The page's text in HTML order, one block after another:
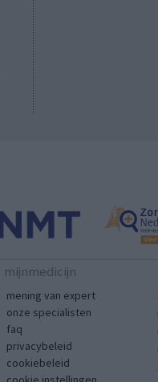
mijnmedicijn
mening van expert
onze specialisten
faq
privacybeleid
cookiebeleid